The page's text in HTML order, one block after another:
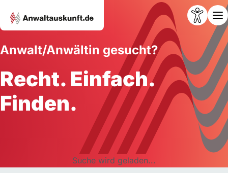
Anwalt/Anwältin gesucht?
Recht. Einfach.
Finden.
Suche wird geladen...